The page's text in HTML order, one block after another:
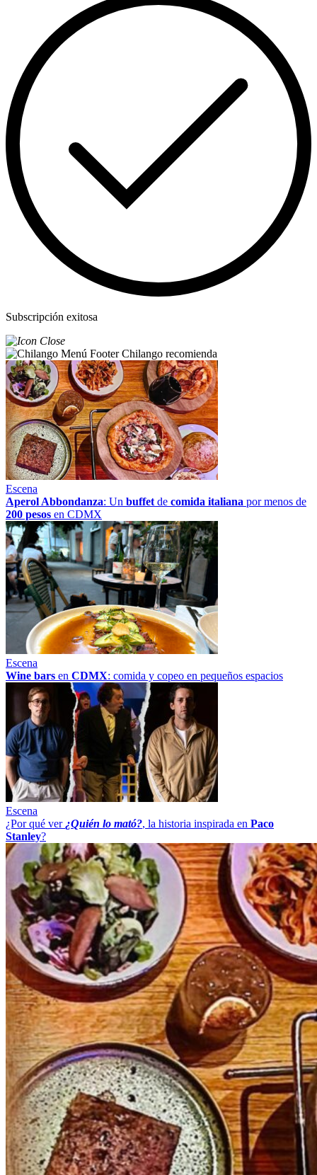
Subscripción exitosa
Chilango recomienda
Escena
Aperol Abbondanza: Un buffet de comida italiana por menos de
200 pesos en CDMX
Escena
Wine bars en CDMX: comida y copeo en pequeños espacios
Escena
¿Por qué ver ¿Quién lo mató?, la historia inspirada en Paco
Stanley?